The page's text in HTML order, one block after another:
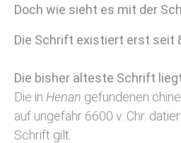
Doch wie sieht es mit der
Die Schrift existiert erst seit
Die bisher älteste Schrift
Die in Henan gefundenen
auf ungefähr 6600 v. Chr.
Schrift gilt.